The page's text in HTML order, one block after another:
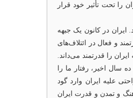
را تحت تأثیر خود قرار
در کانون یک جبهه
و فعال در ائتلاف‌های
را قدرتمند می‌داند.
سال اخیر، رفتار ما را
علیه ایران وارد گود
و تمدن و قدرت ایران